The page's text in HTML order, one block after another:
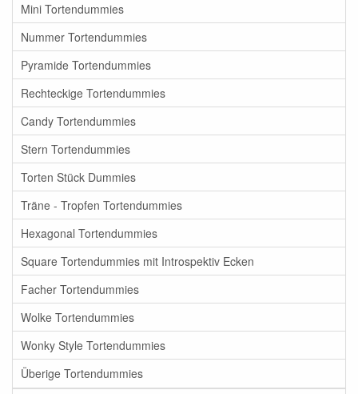
Mini Tortendummies
Nummer Tortendummies
Pyramide Tortendummies
Rechteckige Tortendummies
Candy Tortendummies
Stern Tortendummies
Torten Stück Dummies
Träne - Tropfen Tortendummies
Hexagonal Tortendummies
Square Tortendummies mit Introspektiv Ecken
Facher Tortendummies
Wolke Tortendummies
Wonky Style Tortendummies
Überige Tortendummies